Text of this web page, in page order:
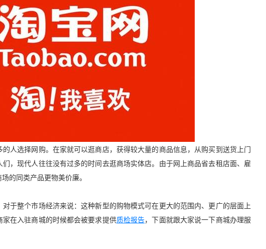
人选择网购。在家就可以逛商店，获得较大量的商品信息，从购买到送货上门
，现代人往往没有过多的时间去逛商场实体店。由于网上商品省去租店面、雇
的同类产品更物美价廉。
于整个市场经济来说：这种新型的购物模式可在更大的范围内、更广的层面上
在入驻商城的时候都会被要求提供质检报告，下面就跟大家说一下商城办理服